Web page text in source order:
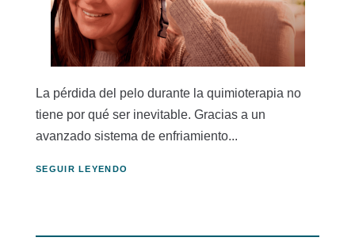
La pérdida del pelo durante la quimioterapia no
tiene por qué ser inevitable. Gracias a un
avanzado sistema de enfriamiento...
SEGUIR LEYENDO